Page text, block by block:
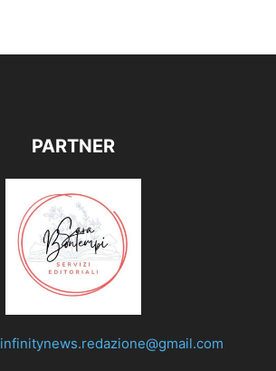
PARTNER
infinitynews.redazione@gmail.com